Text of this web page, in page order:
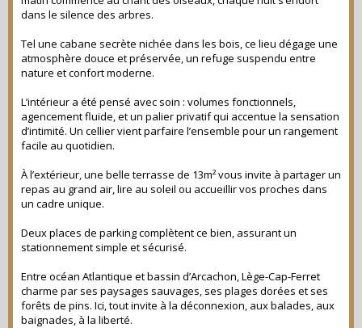
dans le silence des arbres.
Tel une cabane secrète nichée dans les bois, ce lieu dégage une
atmosphère douce et préservée, un refuge suspendu entre
nature et confort moderne.
L’intérieur a été pensé avec soin : volumes fonctionnels,
agencement fluide, et un palier privatif qui accentue la sensation
d’intimité. Un cellier vient parfaire l’ensemble pour un rangement
facile au quotidien.
À l’extérieur, une belle terrasse de 13m² vous invite à partager un
repas au grand air, lire au soleil ou accueillir vos proches dans
un cadre unique.
Deux places de parking complètent ce bien, assurant un
stationnement simple et sécurisé.
Entre océan Atlantique et bassin d’Arcachon, Lège-Cap-Ferret
charme par ses paysages sauvages, ses plages dorées et ses
forêts de pins. Ici, tout invite à la déconnexion, aux balades, aux
baignades, à la liberté.